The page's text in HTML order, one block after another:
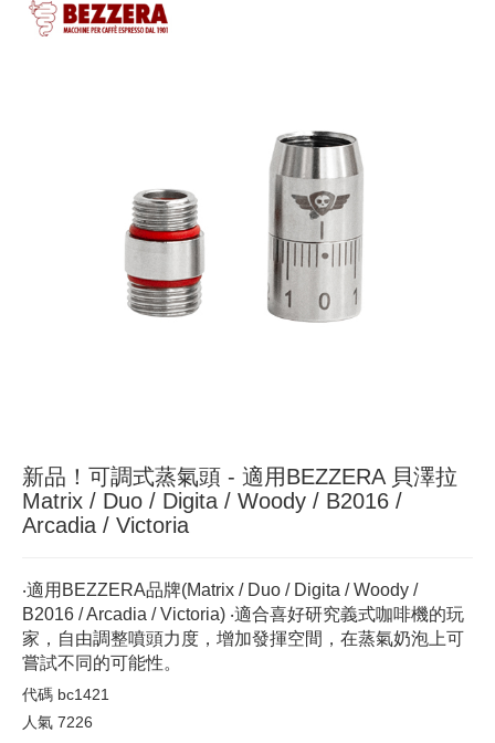
新品！可調式蒸氣頭 - 適用BEZZERA 貝澤拉
Matrix / Duo / Digita / Woody / B2016 /
Arcadia / Victoria
‧適用BEZZERA品牌(Matrix / Duo / Digita / Woody /
B2016 / Arcadia / Victoria) ‧適合喜好研究義式咖啡機的玩
家，自由調整噴頭力度，增加發揮空間，在蒸氣奶泡上可
嘗試不同的可能性。
代碼 bc1421
人氣 7226